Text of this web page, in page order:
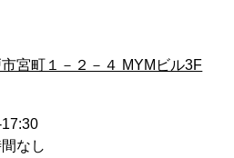
宮町１－２－４ MYMビル3F
なし